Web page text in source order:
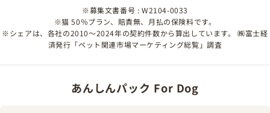
※募集文書番号 : W2104-0033
※猫 50％プラン、賠責無、月払の保険料です。
※シェアは、各社の2010～2024年の契約件数から算出しています。 ㈱富士経
済発行「ペット関連市場マーケティング総覧」調査
あんしんパック For Dog